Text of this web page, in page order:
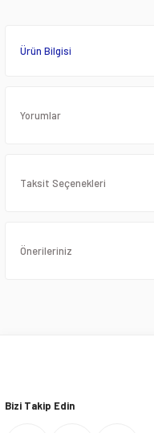
Ürün Bilgisi
Yorumlar
Taksit Seçenekleri
Önerileriniz
Bizi Takip Edin